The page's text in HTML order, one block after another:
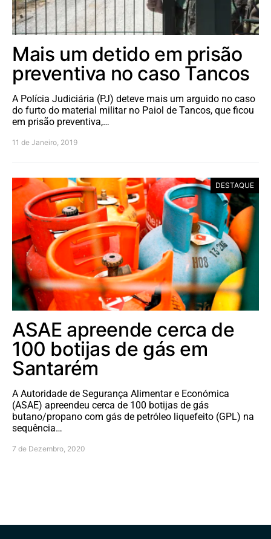
Mais um detido em prisão
preventiva no caso Tancos
A Polícia Judiciária (PJ) deteve mais um arguido no caso
do furto do material militar no Paiol de Tancos, que ficou
em prisão preventiva,…
11 de Janeiro, 2019
DESTAQUE
ASAE apreende cerca de
100 botijas de gás em
Santarém
A Autoridade de Segurança Alimentar e Económica
(ASAE) apreendeu cerca de 100 botijas de gás
butano/propano com gás de petróleo liquefeito (GPL) na
sequência…
7 de Dezembro, 2020